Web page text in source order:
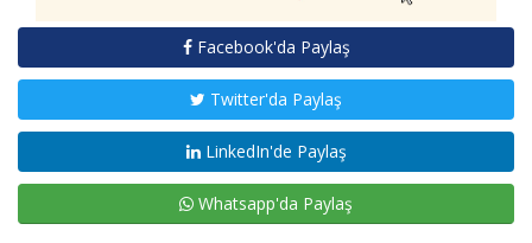
Facebook'da Paylaş
Twitter'da Paylaş
LinkedIn'de Paylaş
Whatsapp'da Paylaş